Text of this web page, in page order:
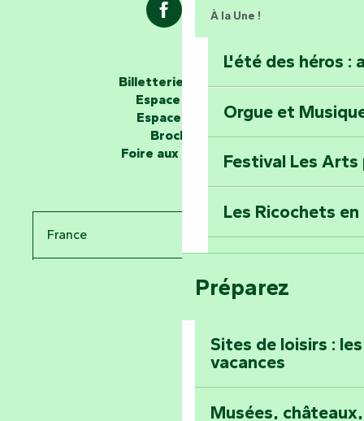
Les passeurs d'histoires
Partez en
Percez les
Voyagez dans le
Maillezais
Montez au
À la Une !
L'été des héros :
Orgue et
Festival Les Arts
Les Ricochets
Tout l'agenda
Préparez
Sites de loisirs :
vacances
Musées,
Billetterie en ligne
Espace groupe
Espace presse
Brochures
Foire aux questions
France